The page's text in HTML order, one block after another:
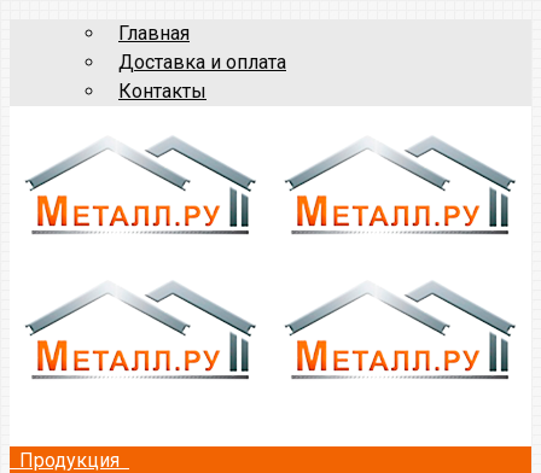
Главная
Доставка и оплата
Контакты
Продукция